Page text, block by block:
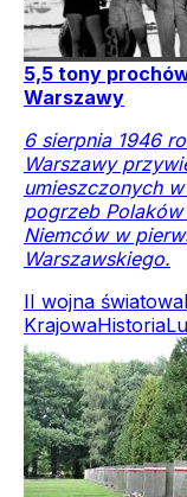
5,5 tony
Warszawy
6 sierpnia 1946
Warszawy
umieszczonych
pogrzeb
Niemców w
Warszawskiego.
II wojna światowa
KrajowaHistoria